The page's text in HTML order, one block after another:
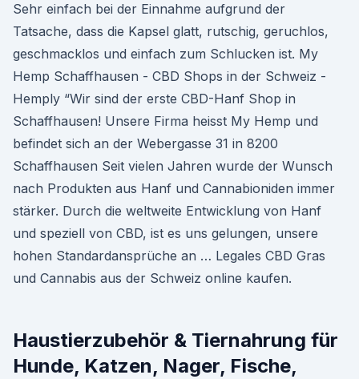
Sehr einfach bei der Einnahme aufgrund der
Tatsache, dass die Kapsel glatt, rutschig, geruchlos,
geschmacklos und einfach zum Schlucken ist. My
Hemp Schaffhausen - CBD Shops in der Schweiz -
Hemply “Wir sind der erste CBD-Hanf Shop in
Schaffhausen! Unsere Firma heisst My Hemp und
befindet sich an der Webergasse 31 in 8200
Schaffhausen Seit vielen Jahren wurde der Wunsch
nach Produkten aus Hanf und Cannabioniden immer
stärker. Durch die weltweite Entwicklung von Hanf
und speziell von CBD, ist es uns gelungen, unsere
hohen Standardansprüche an … Legales CBD Gras
und Cannabis aus der Schweiz online kaufen.
Haustierzubehör & Tiernahrung für
Hunde, Katzen, Nager, Fische,